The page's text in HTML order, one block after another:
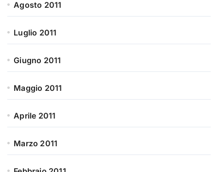
Agosto 2011
Luglio 2011
Giugno 2011
Maggio 2011
Aprile 2011
Marzo 2011